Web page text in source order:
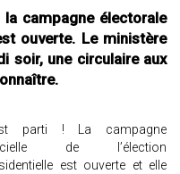
campagne électorale
ouverte. Le ministère
soir, une circulaire aux
parti ! La campagne
de l’élection
est ouverte et elle